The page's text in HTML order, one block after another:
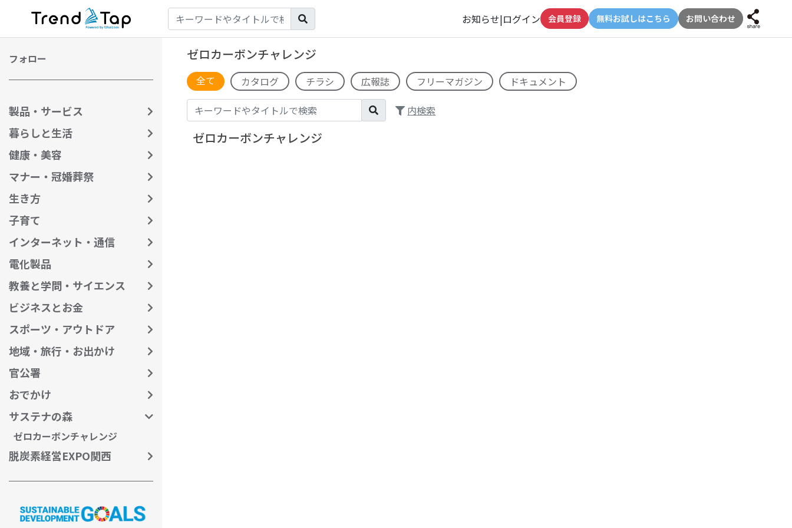
お知らせ|ログイン 会員登録 無料お試しはこちら お問い合わせ
フォロー
製品・サービス
暮らしと生活
健康・美容
マナー・冠婚葬祭
生き方
子育て
インターネット・通信
電化製品
教養と学問・サイエンス
ビジネスとお金
スポーツ・アウトドア
地域・旅行・お出かけ
官公署
おでかけ
サステナの森
ゼロカーボンチャレンジ
脱炭素経営EXPO関西
ゼロカーボンチャレンジ
全て カタログ チラシ 広報誌 フリーマガジン ドキュメント
内検索
ゼロカーボンチャレンジ